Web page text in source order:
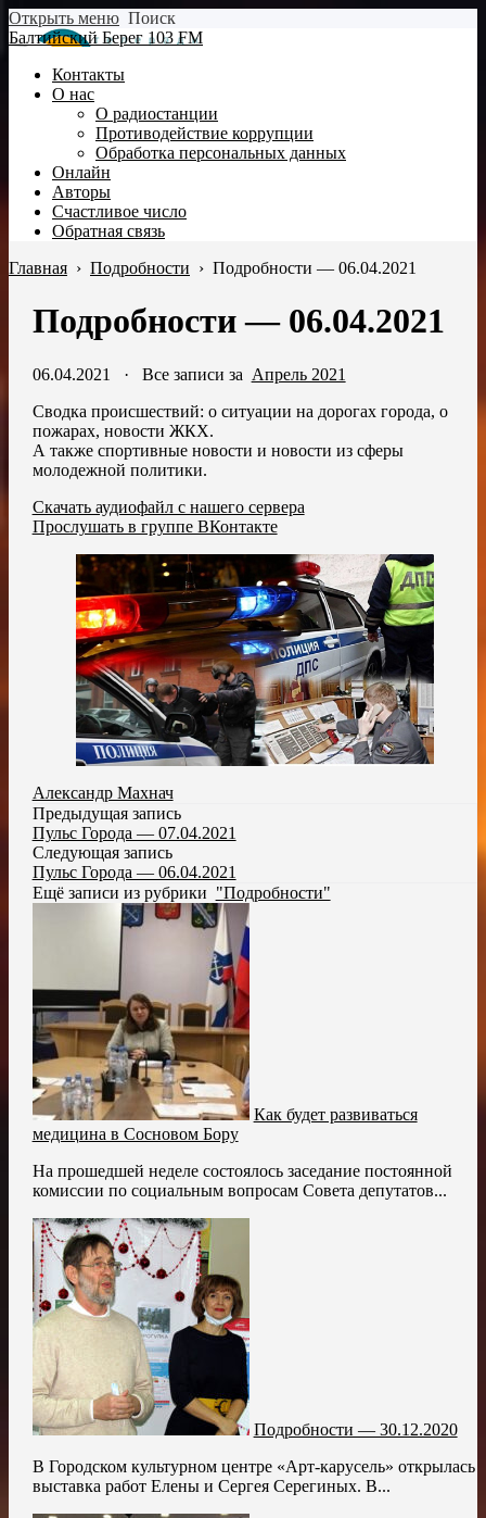
Открыть меню Поиск
Балтийский Берег 103 FM
Контакты
О нас
О радиостанции
Противодействие коррупции
Обработка персональных данных
Онлайн
Авторы
Счастливое число
Обратная связь
Главная › Подробности › Подробности — 06.04.2021
Подробности — 06.04.2021
06.04.2021 · Все записи за Апрель 2021
Сводка происшествий: о ситуации на дорогах города, о
пожарах, новости ЖКХ.
А также спортивные новости и новости из сферы
молодежной политики.
Скачать аудиофайл с нашего сервера
Прослушать в группе ВКонтакте
Александр Махнач
Предыдущая запись
Пульс Города — 07.04.2021
Следующая запись
Пульс Города — 06.04.2021
Ещё записи из рубрики "Подробности"
Как будет развиваться
медицина в Сосновом Бору
На прошедшей неделе состоялось заседание постоянной
комиссии по социальным вопросам Совета депутатов...
Подробности — 30.12.2020
В Городском культурном центре «Арт-карусель» открылась
выставка работ Елены и Сергея Серегиных. В...